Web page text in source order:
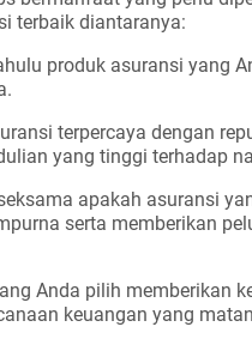
terbaik diantaranya:
produk asuransi yang
terpercaya dengan
yang tinggi terhadap
apakah asuransi
serta memberikan
Anda pilih memberikan
keuangan yang